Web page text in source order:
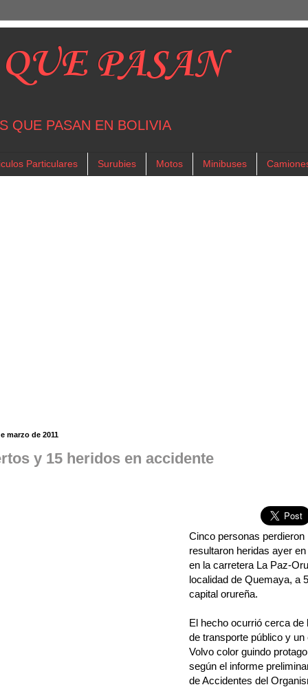
PASAN
QUE PASAN EN BOLIVIA
Particulares Surubies Motos Minibuses
marzo de 2011
y 15 heridos en accidente
Cinco personas
resultaron heridas ayer
en la carretera La Paz-
localidad de Quemaya, a
capital orureña.
El hecho ocurrió cerca
de transporte público y
Volvo color guindo
según el informe
de Accidentes del